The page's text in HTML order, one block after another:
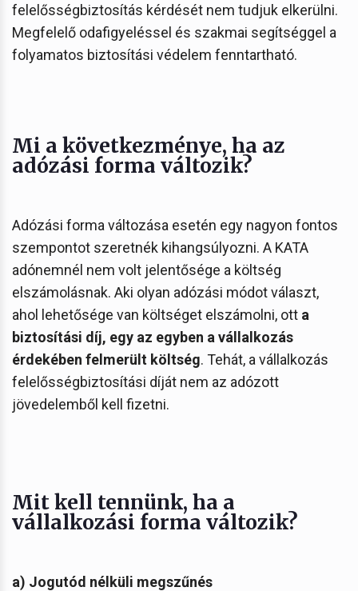
felelősségbiztosítás kérdését nem tudjuk elkerülni.
Megfelelő odafigyeléssel és szakmai segítséggel a
folyamatos biztosítási védelem fenntartható.
Mi a következménye, ha az
adózási forma változik?
Adózási forma változása esetén egy nagyon fontos
szempontot szeretnék kihangsúlyozni. A KATA
adónemnél nem volt jelentősége a költség
elszámolásnak. Aki olyan adózási módot választ,
ahol lehetősége van költséget elszámolni, ott a
biztosítási díj, egy az egyben a vállalkozás
érdekében felmerült költség. Tehát, a vállalkozás
felelősségbiztosítási díját nem az adózott
jövedelemből kell fizetni.
Mit kell tennünk, ha a
vállalkozási forma változik?
a) Jogutód nélküli megszűnés